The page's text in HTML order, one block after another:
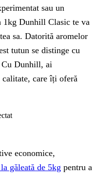
sau un
1kg Dunhill Clasic te va
sa. Datorită aromelor
tutun se distinge cu
Dunhill, ai
care îți oferă
economice,
găleată de 5kg pentru a